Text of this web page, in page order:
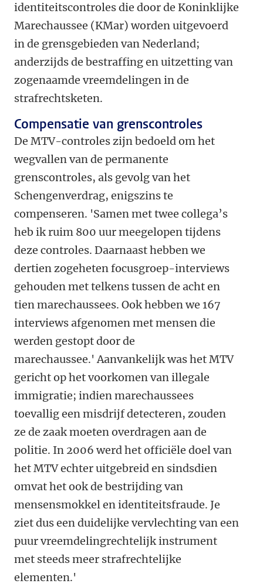
identiteitscontroles die door de Koninklijke
Marechaussee (KMar) worden uitgevoerd
in de grensgebieden van Nederland;
anderzijds de bestraffing en uitzetting van
zogenaamde vreemdelingen in de
strafrechtsketen.
Compensatie van grenscontroles
De MTV-controles zijn bedoeld om het
wegvallen van de permanente
grenscontroles, als gevolg van het
Schengenverdrag, enigszins te
compenseren. 'Samen met twee collega’s
heb ik ruim 800 uur meegelopen tijdens
deze controles. Daarnaast hebben we
dertien zogeheten focusgroep-interviews
gehouden met telkens tussen de acht en
tien marechaussees. Ook hebben we 167
interviews afgenomen met mensen die
werden gestopt door de
marechaussee.' Aanvankelijk was het MTV
gericht op het voorkomen van illegale
immigratie; indien marechaussees
toevallig een misdrijf detecteren, zouden
ze de zaak moeten overdragen aan de
politie. In 2006 werd het officiële doel van
het MTV echter uitgebreid en sindsdien
omvat het ook de bestrijding van
mensensmokkel en identiteitsfraude. Je
ziet dus een duidelijke vervlechting van een
puur vreemdelingrechtelijk instrument
met steeds meer strafrechtelijke
elementen.'